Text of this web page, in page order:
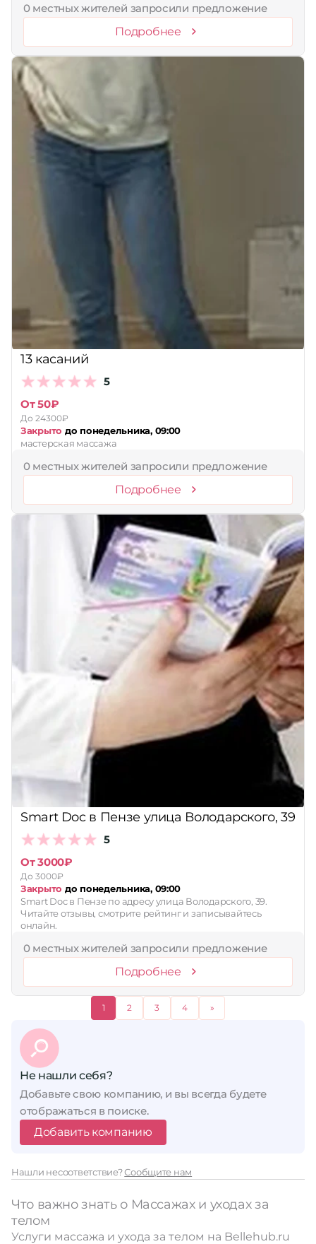
0 местных жителей запросили предложение
Подробнее
13 касаний
5
От 50₽
До 24300₽
Закрыто до понедельника, 09:00
мастерская массажа
0 местных жителей запросили предложение
Подробнее
Smart Doc в Пензе улица Володарского, 39
5
От 3000₽
До 3000₽
Закрыто до понедельника, 09:00
Smart Doc в Пензе по адресу улица Володарского, 39.
Читайте отзывы, смотрите рейтинг и записывайтесь
онлайн.
0 местных жителей запросили предложение
Подробнее
1 2 3 4 »
Не нашли себя?
Добавьте свою компанию, и вы всегда будете
отображаться в поиске.
Добавить компанию
Нашли несоответствие?Сообщите нам
Что важно знать о Массажах и уходах за
телом
Услуги массажа и ухода за телом на Bellehub.ru